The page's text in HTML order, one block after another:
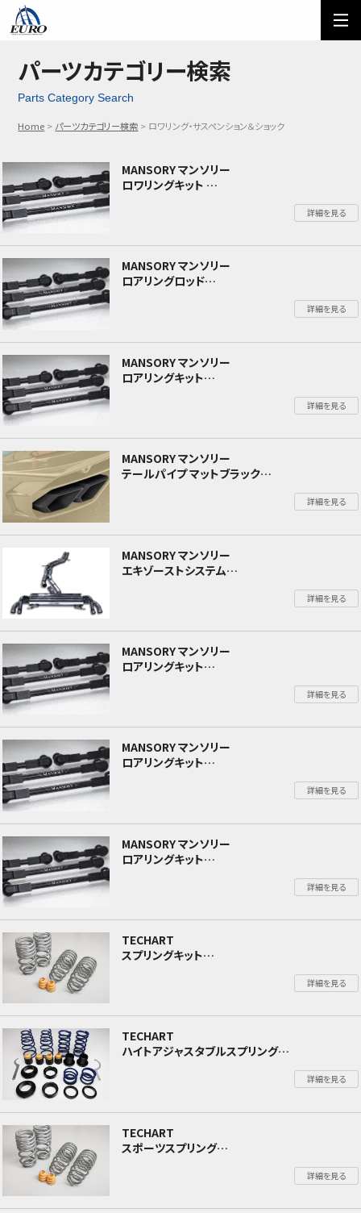
ご利用方法 オーダーフォーム
メール問い合わせ
パーツカテゴリー検索
Parts Category Search
Home パーツカテゴリー検索 ロワリング・サスペンション＆ショック
MANSORY マンソリー
ロワリングキット
Audi アウディ RS6 Avant アバント C8
詳細を見る
MANSORY マンソリー
ロアリングロッド
Mercedes GLS Maybach メルセデス GLS マイ
詳細を見る
MANSORY マンソリー
ロアリングキット
ランドローバー レンジローバー 2022年～詳細を見る
MANSORY マンソリー
テールパイプ マットブラック
Lamborghini URUS ランボルギーニ ウルス
詳細を見る
MANSORY マンソリー
エキゾーストシステム
詳細を見る
MANSORY マンソリー
ロアリングキット
詳細を見る
MANSORY マンソリー
ロアリングキット
Rolls Royce Cullinan ロールスロイス カリナン
詳細を見る
MANSORY マンソリー
ロアリングキット
詳細を見る
TECHART
スプリングキット
ポルシェ Cayenne 9YA Cayenne (E3)
詳細を見る
TECHART
ハイトアジャスタブルスプリング
詳細を見る
TECHART
スポーツスプリング
詳細を見る